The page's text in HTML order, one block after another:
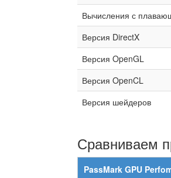
Вычисления с
Версия DirectX
Версия OpenGL
Версия OpenCL
Версия шейдеров
Сравниваем
PassMark GPU